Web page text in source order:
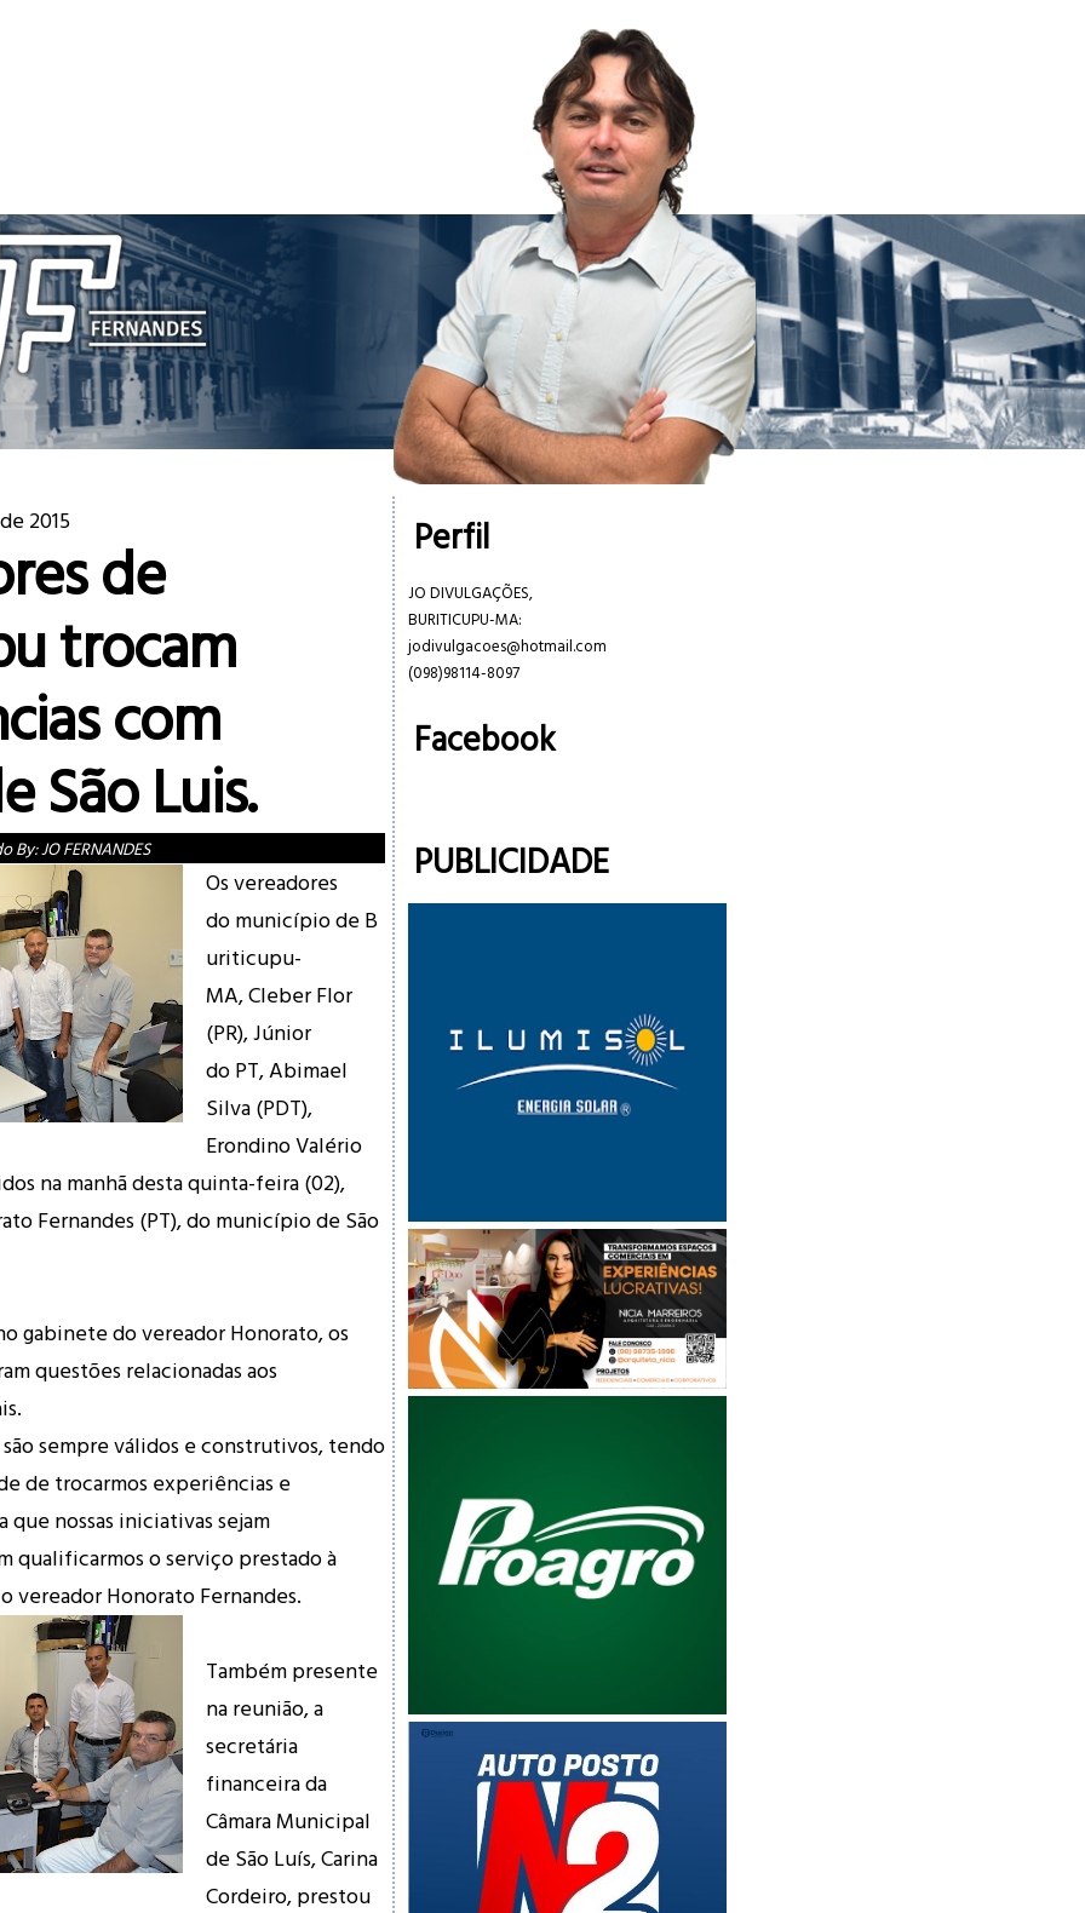
2015
de
trocam
com
São Luis.
By:JO FERNANDES
Os vereadores
do município de B
uriticupu-
MA, Cleber Flor
(PR), Júnior
do PT, Abimael
Silva (PDT),
Erondino Valério
na manhã desta quinta-feira (02),
Fernandes (PT),do município de São
gabinete do vereador Honorato, os
questões relacionadas aos
sempre válidos e construtivos, tendo
de trocarmos experiências e
que nossas iniciativas sejam
qualificarmos o serviço prestado à
vereador Honorato Fernandes.
Também presente
na reunião, a
secretária
financeira da
Câmara Municipal
de São Luís, Carina
Cordeiro, prestou
Perfil
JO DIVULGAÇÕES,
BURITICUPU-MA:
jodivulgacoes@hotmail.com
(098)98114-8097
Facebook
PUBLICIDADE